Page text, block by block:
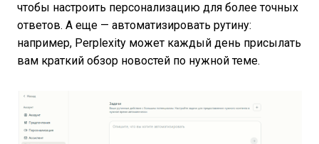
чтобы настроить персонализацию для более точных
ответов. А еще — автоматизировать рутину:
например, Perplexity может каждый день присылать
вам краткий обзор новостей по нужной теме.